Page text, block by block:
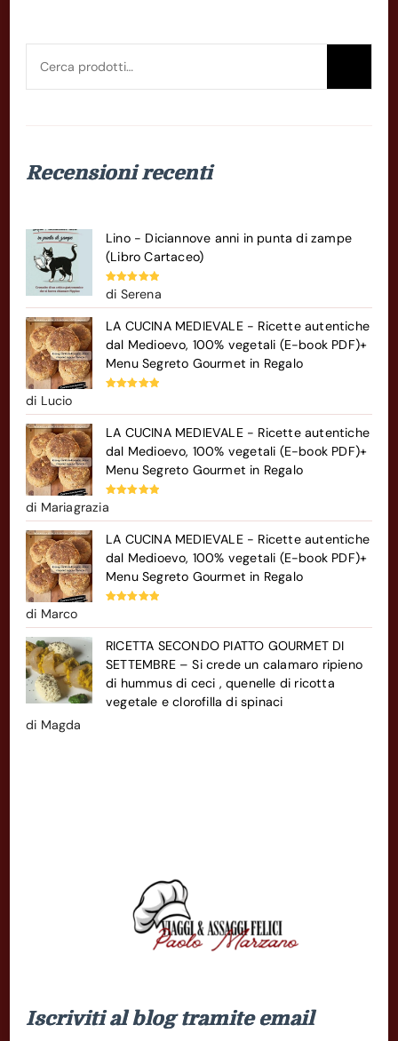
Recensioni recenti
Lino - Diciannove anni in punta di zampe
(Libro Cartaceo)
Valutato5
su 5
di Serena
LA CUCINA MEDIEVALE - Ricette autentiche
dal Medioevo, 100% vegetali (E-book PDF)+
Menu Segreto Gourmet in Regalo
di Lucio
LA CUCINA MEDIEVALE - Ricette autentiche
dal Medioevo, 100% vegetali (E-book PDF)+
Menu Segreto Gourmet in Regalo
Valutato
su 5
di Mariagrazia
LA CUCINA MEDIEVALE - Ricette autentiche
dal Medioevo, 100% vegetali (E-book PDF)+
Menu Segreto Gourmet in Regalo
di Marco
RICETTA SECONDO PIATTO GOURMET DI
SETTEMBRE – Si crede un calamaro ripieno
di hummus di ceci , quenelle di ricotta
vegetale e clorofilla di spinaci
di Magda
Iscriviti al blog tramite email